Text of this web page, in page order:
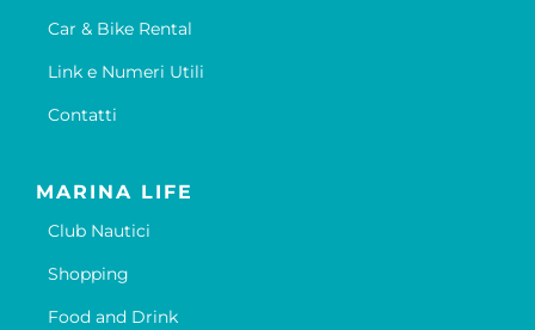
Car & Bike Rental
Link e Numeri Utili
Contatti
MARINA LIFE
Club Nautici
Shopping
Food and Drink